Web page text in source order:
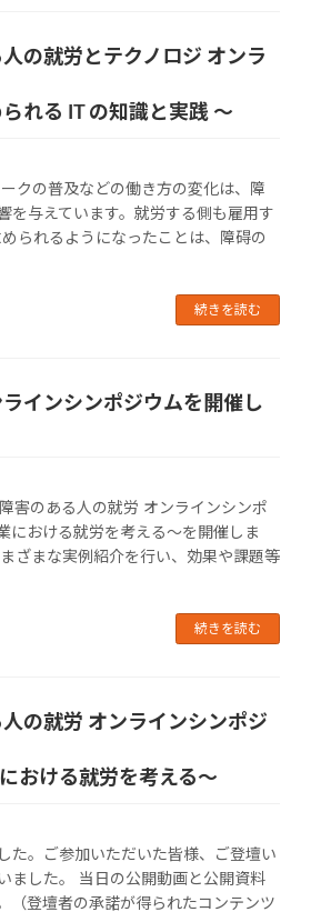
の就労とテクノロジ オンラ
れる IT の知識と実践 ～
クの普及などの働き方の変化は、障
を与えています。就労する側も雇用す
られるようになったことは、障碍の
続きを読む
インシンポジウムを開催し
害のある人の就労 オンラインシンポ
おける就労を考える～を開催しま
ざまな実例紹介を行い、効果や課題等
続きを読む
の就労 オンラインシンポジ
おける就労を考える～
た。ご参加いただいた皆様、ご登壇い
ました。 当日の公開動画と公開資料
（登壇者の承諾が得られたコンテンツ